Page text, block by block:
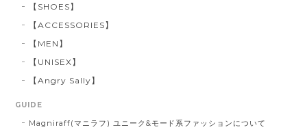
【SHOES】
【ACCESSORIES】
【MEN】
【UNISEX】
【Angry Sally】
GUIDE
Magniraff(マニラフ) ユニーク&モード系ファッションについて